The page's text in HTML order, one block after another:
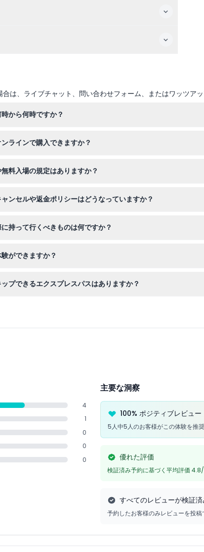
は、ライブチャット、問い合わせフォーム、またはワッツアッ
から何時ですか？
すすめします。
ラインで購入できますか？
料入場の規定はありますか？
ンもあります。
ンセルや返金ポリシーはどうなっていますか？
持って行くべきものは何ですか？
ができますか？
プできるエクスプレスパスはありますか？
4
1
0
0
0
主要な洞察
100% ポジティブレビュー
5人中5人のお客様がこの体験を推
優れた評価
検証済み予約に基づく平均評価
すべてのレビューが検証済
予約したお客様のみレビューを投稿